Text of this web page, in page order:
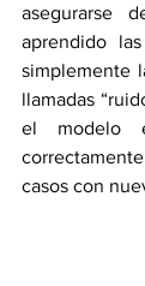
asegurarse
aprendido
simplemente
llamadas
el modelo
casos con